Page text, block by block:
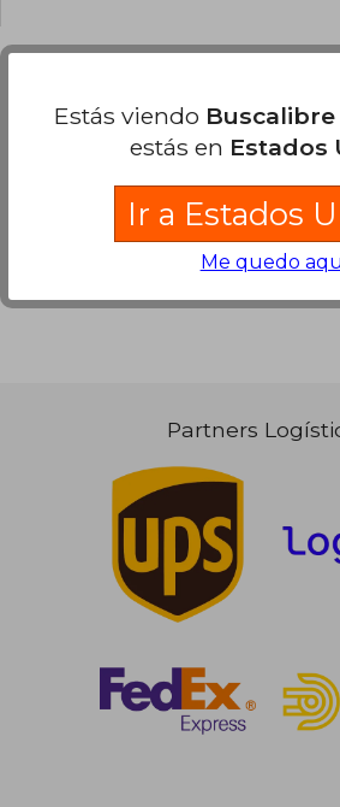
Opiniones sobre
Ver más opiniones de clientes
Partners
Estás viendo Buscalibre
estás en Estados
Ir a Estados
Me quedo